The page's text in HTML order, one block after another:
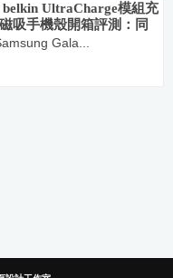
UltraCharge模組充
吸手機殼開箱評測：同
的最佳充電配件！
Gala...